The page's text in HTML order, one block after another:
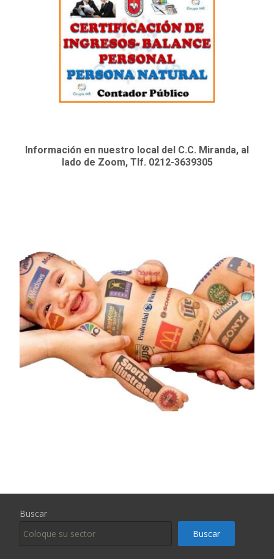
Información en nuestro local del C.C. Miranda, al
lado de Zoom, Tlf. 0212-3639305
Buscar
Buscar